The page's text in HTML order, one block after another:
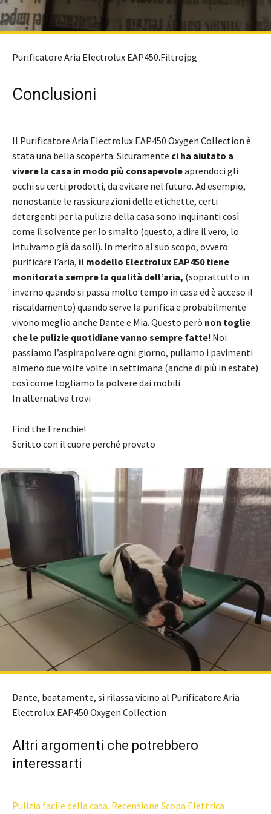
Purificatore Aria Electrolux EAP450.Filtrojpg
Conclusioni
Il Purificatore Aria Electrolux EAP450 Oxygen Collection è
stata una bella scoperta. Sicuramente ci ha aiutato a
vivere la casa in modo più consapevoleaprendoci gli
occhi su certi prodotti, da evitare nel futuro. Ad esempio,
nonostante le rassicurazioni delle etichette, certi
detergenti per la pulizia della casa sono inquinanti così
come il solvente per lo smalto (questo, a dire il vero, lo
intuivamo già da soli). In merito al suo scopo, ovvero
purificare l’aria, il modello Electrolux EAP450 tiene
monitorata sempre la qualità dell’aria, (soprattutto in
inverno quando si passa molto tempo in casa ed è acceso il
riscaldamento) quando serve la purifica e probabilmente
vivono meglio anche Dante e Mia. Questo però non toglie
che le pulizie quotidiane vanno sempre fatte! Noi
passiamo l’aspirapolvere ogni giorno, puliamo i pavimenti
almeno due volte volte in settimana (anche di più in estate)
così come togliamo la polvere dai mobili.
In alternativa trovi
Find the Frenchie!
Scritto con il cuore perché provato
Dante, beatamente, si rilassa vicino al Purificatore Aria
Electrolux EAP450 Oxygen Collection
Altri argomenti che potrebbero
interessarti
Pulizia facile della casa. Recensione Scopa Elettrica